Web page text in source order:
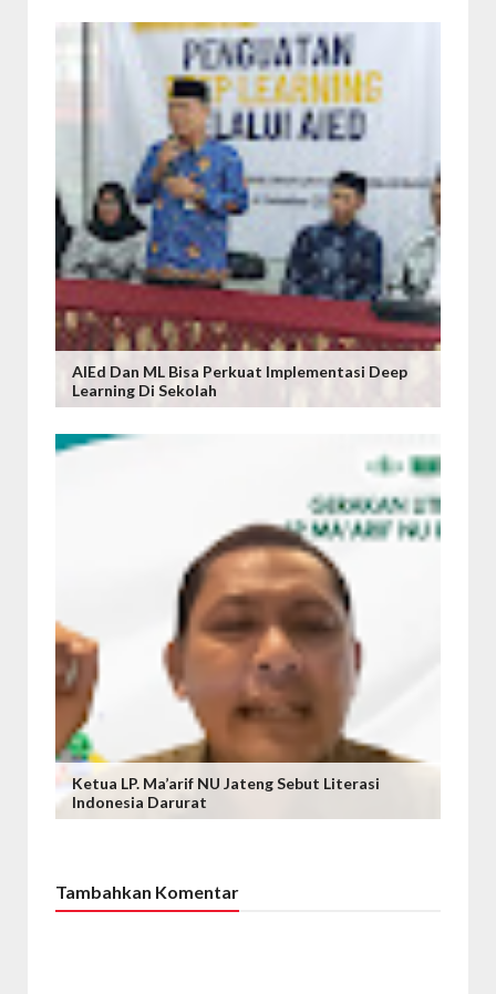
AIEd Dan ML Bisa Perkuat Implementasi Deep
Learning Di Sekolah
Ketua LP. Ma’arif NU Jateng Sebut Literasi
Indonesia Darurat
Tambahkan Komentar